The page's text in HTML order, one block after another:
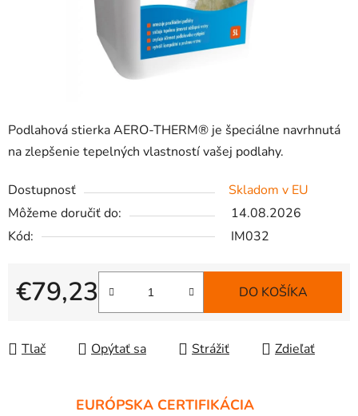
Podlahová stierka AERO-THERM® je špeciálne navrhnutá
na zlepšenie tepelných vlastností vašej podlahy.
Dostupnosť
Skladom v EU
Môžeme doručiť do:
14.08.2026
Kód:
IM032
€79,23
Jednotková cena:
DO KOŠÍKA
Tlač Opýtať sa Strážiť Zdieľať
EURÓPSKA CERTIFIKÁCIA